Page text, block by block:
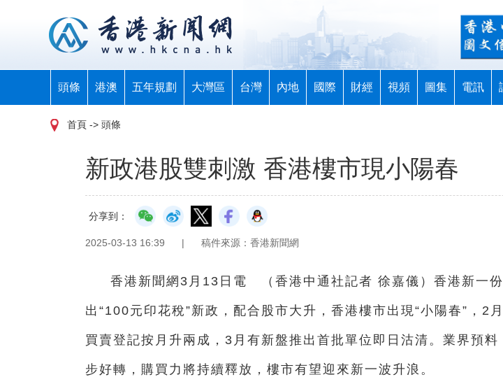
頭條 港澳 五年規劃 大灣區 台灣 內地 國際 財經 視頻 圖集 電訊
首頁 -> 頭條
新政港股雙刺激 香港樓市現小陽春
分享到：
2025-03-13 16:39 | 稿件來源：香港新聞網
香港新聞網3月13日電 （香港中通社記者 徐嘉儀）香港新一
出“100元印花稅”新政，配合股市大升，香港樓市出現“小陽春”，2
買賣登記按月升兩成，3月有新盤推出首批單位即日沽清。業界預料
步好轉，購買力將持續釋放，樓市有望迎來新一波升浪。